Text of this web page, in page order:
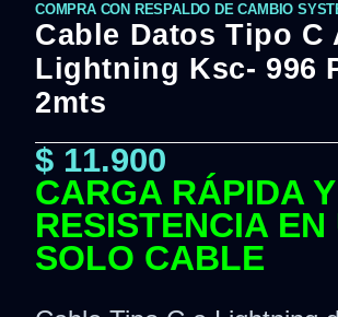
COMPRA CON RESPALDO DE CAMBIO
Cable Datos Tipo C
Lightning Ksc- 996
2mts
$ 11.900
CARGA RÁPIDA Y
RESISTENCIA EN
SOLO CABLE